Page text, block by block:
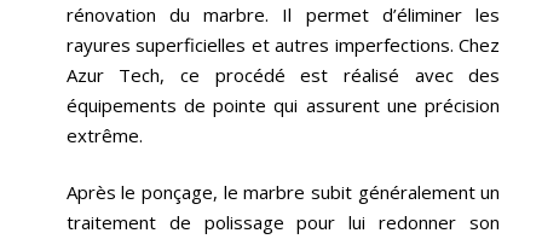
rénovation du marbre. Il permet d’éliminer les
rayures superficielles et autres imperfections. Chez
Azur Tech, ce procédé est réalisé avec des
équipements de pointe qui assurent une précision
extrême.
Après le ponçage, le marbre subit généralement un
traitement de polissage pour lui redonner son